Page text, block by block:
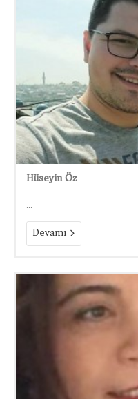
Hüseyin Öz
...
Devamı